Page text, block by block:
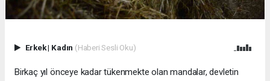
Erkek| Kadın (Haberi Sesli Oku)
Birkaç yıl önceye kadar tükenmekte olan mandalar, devletin